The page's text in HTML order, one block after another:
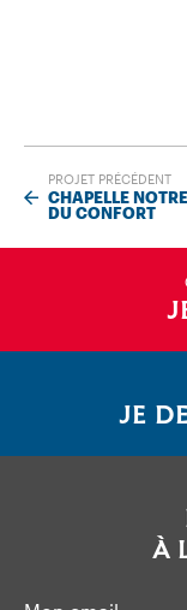
PROJET PRÉCÉDENT
CHAPELLE
DU CONFORT
JE
À
Mon email